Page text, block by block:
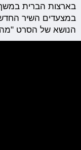
הנושא של הסרט "מהיר